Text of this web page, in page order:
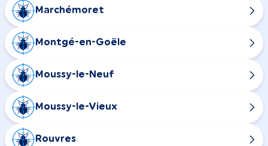
Marchémoret
Montgé-en-Goële
Moussy-le-Neuf
Moussy-le-Vieux
Rouvres